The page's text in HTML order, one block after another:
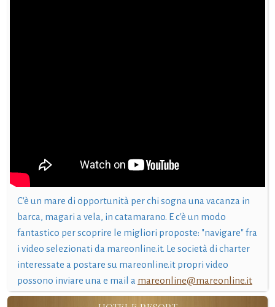
C'è un mare di opportunità per chi sogna una vacanza in
barca, magari a vela, in catamarano. E c'è un modo
fantastico per scoprire le migliori proposte: "navigare" fra
i video selezionati da mareonline.it. Le società di charter
interessate a postare su mareonline.it propri video
possono inviare una e mail a mareonline@mareonline.it